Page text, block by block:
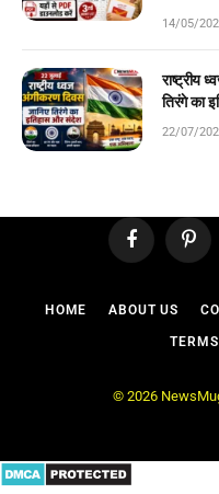
14/05/
राष्ट्रीय
तिरंगे का
22/07/
Facebook
HOME ABOUT US
© 2026